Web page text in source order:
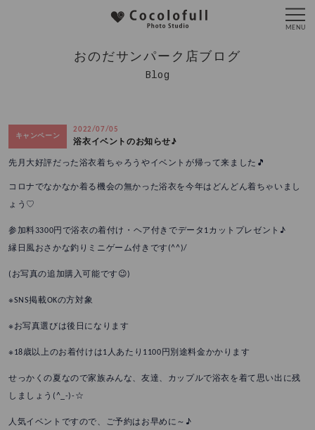
おのだサンパーク店ブログ
Blog
キャンペーン
2022/07/05
浴衣イベントのお知らせ♪
先月大好評だった浴衣着ちゃろうやイベントが帰って来ました🎵
コロナでなかなか着る機会の無かった浴衣を今年はどんどん着ちゃいまし
ょう♡
参加料3300円で浴衣の着付け・ヘア付きでデータ1カットプレゼント♪
縁日風おさかな釣りミニゲーム付きです(^^)/
(お写真の追加購入可能です😉)
※SNS掲載OKの方対象
※お写真選びは後日になります
※18歳以上のお着付けは1人あたり1100円別途料金かかります
せっかくの夏なので家族みんな、友達、カップルで浴衣を着て思い出に残
しましょう(^_-)-☆
人気イベントですので、ご予約はお早めに～♪